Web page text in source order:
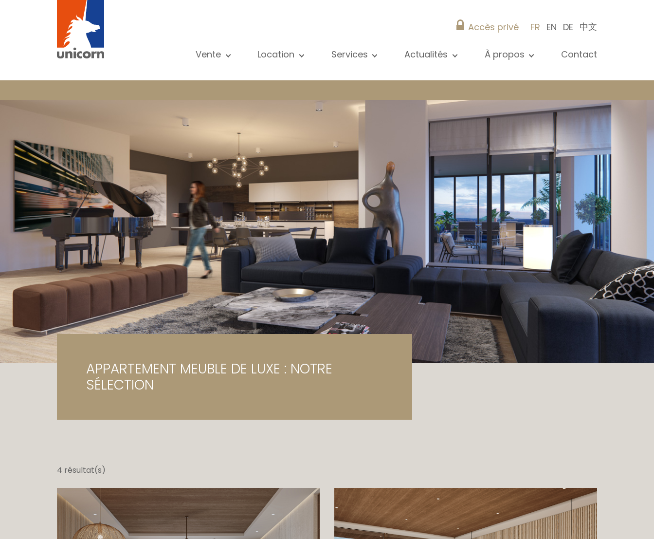
Accès privé FR EN DE 中文
Vente
International
Immeuble de rapport
Bureau
Commerce
Garage / Parking
Terrain
Location
Bureau
Services
Location
Gestion locative
Gérance d'immeubles / syndic
Actualités
Publications
Blog
À propos
Christie’s Real Estate
Conseils pratiques
Carrière
Contact
APPARTEMENT MEUBLE DE LUXE : NOTRE
SÉLECTION
4 résultat(s)